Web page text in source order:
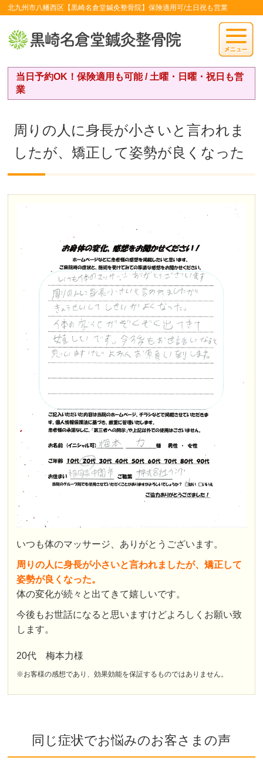
北九州市八幡西区【黒崎名倉堂鍼灸整骨院】保険適用可/土日祝も営業
当日予約OK！保険適用も可能 / 土曜・日曜・祝日も営
業
周りの人に身長が小さいと言われま
したが、矯正して姿勢が良くなった
いつも体のマッサージ、ありがとうございます。
周りの人に身長が小さいと言われましたが、矯正して
姿勢が良くなった。
体の変化が続々と出てきて嬉しいです。
今後もお世話になると思いますけどよろしくお願い致
します。
20代 梅本力様
※お客様の感想であり、効果効能を保証するものではありません。
同じ症状でお悩みのお客さまの声